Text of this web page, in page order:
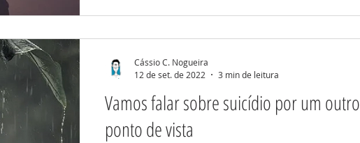
Vamos falar sobre suicídio por um outro
ponto de vista
Cássio C. Nogueira
12 de set. de 2022
3 min de leitura